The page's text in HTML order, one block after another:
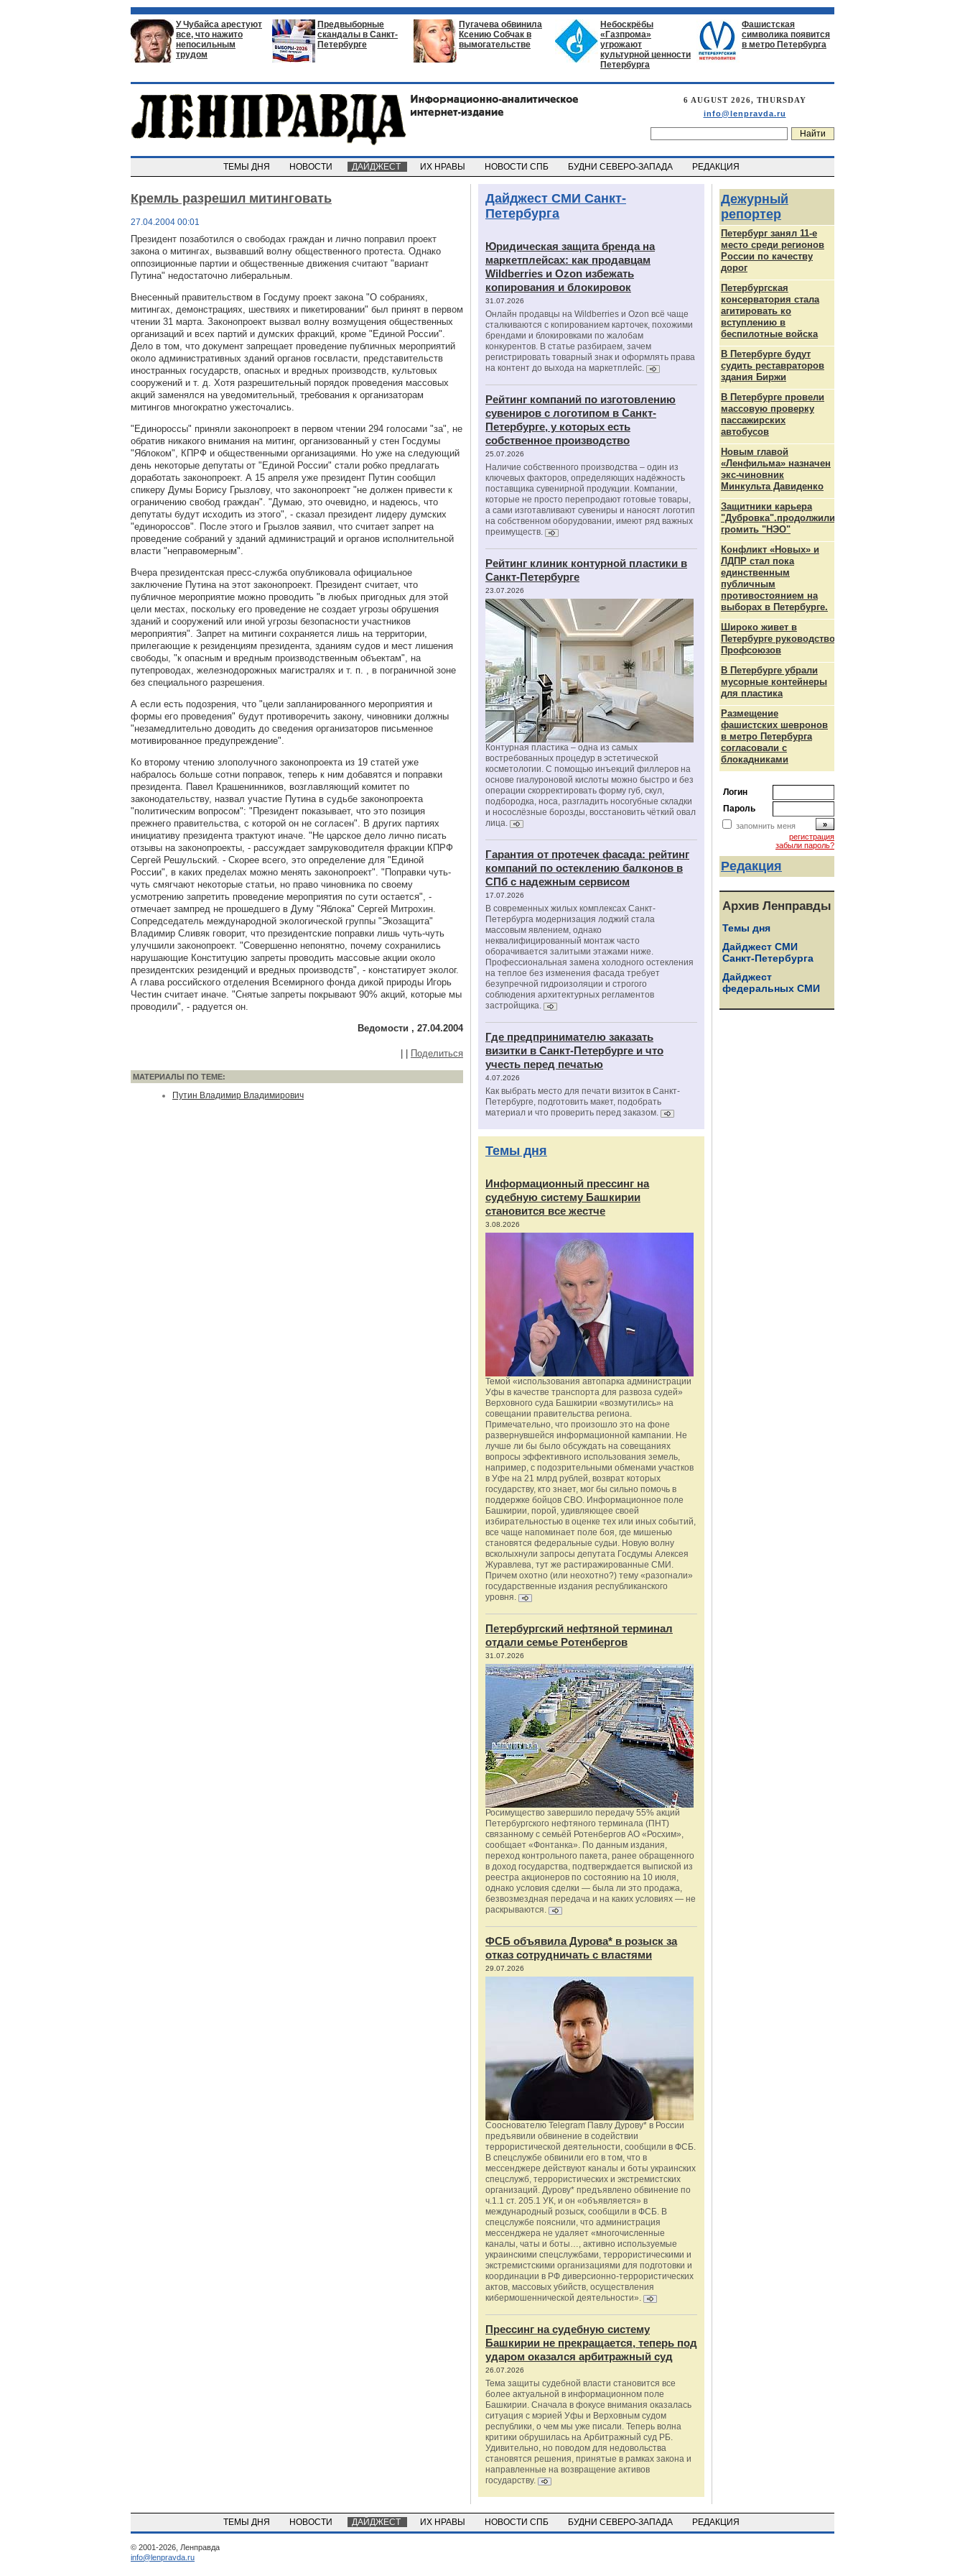
У Чубайса арестуют
все, что нажито
непосильным
трудом
Предвыборные
скандалы в Санкт-
Петербурге
Пугачева обвинила
Ксению Собчак в
вымогательстве
Небоскрёбы
«Газпрома»
угрожают
культурной ценности
Петербурга
Фашистская
символика появится
в метро Петербурга
6 AUGUST 2026, THURSDAY
info@lenpravda.ru
ТЕМЫ ДНЯ НОВОСТИ ДАЙДЖЕСТ ИХ НРАВЫ НОВОСТИ СПБ БУДНИ СЕВЕРО-ЗАПАДА РЕДАКЦИЯ
Кремль разрешил митинговать
27.04.2004 00:01
Президент позаботился о свободах граждан и лично поправил проект
закона о митингах, вызвавший волну общественного протеста. Однако
оппозиционные партии и общественные движения считают "вариант
Путина" недостаточно либеральным.
Внесенный правительством в Госдуму проект закона "О собраниях,
митингах, демонстрациях, шествиях и пикетировании" был принят в первом
чтении 31 марта. Законопроект вызвал волну возмущения общественных
организаций и всех партий и думских фракций, кроме "Единой России".
Дело в том, что документ запрещает проведение публичных мероприятий
около административных зданий органов госвласти, представительств
иностранных государств, опасных и вредных производств, культовых
сооружений и т. д. Хотя разрешительный порядок проведения массовых
акций заменялся на уведомительный, требования к организаторам
митингов многократно ужесточались.
"Единороссы" приняли законопроект в первом чтении 294 голосами "за", не
обратив никакого внимания на митинг, организованный у стен Госдумы
"Яблоком", КПРФ и общественными организациями. Но уже на следующий
день некоторые депутаты от "Единой России" стали робко предлагать
доработать законопроект. А 15 апреля уже президент Путин сообщил
спикеру Думы Борису Грызлову, что законопроект "не должен привести к
ограничению свобод граждан". "Думаю, это очевидно, и надеюсь, что
депутаты будут исходить из этого", - сказал президент лидеру думских
"единороссов". После этого и Грызлов заявил, что считает запрет на
проведение собраний у зданий администраций и органов исполнительной
власти "неправомерным".
Вчера президентская пресс-служба опубликовала официальное
заключение Путина на этот законопроект. Президент считает, что
публичное мероприятие можно проводить "в любых пригодных для этой
цели местах, поскольку его проведение не создает угрозы обрушения
зданий и сооружений или иной угрозы безопасности участников
мероприятия". Запрет на митинги сохраняется лишь на территории,
прилегающие к резиденциям президента, зданиям судов и мест лишения
свободы, "к опасным и вредным производственным объектам", на
путепроводах, железнодорожных магистралях и т. п. , в пограничной зоне
без специального разрешения.
А если есть подозрения, что "цели запланированного мероприятия и
формы его проведения" будут противоречить закону, чиновники должны
"незамедлительно доводить до сведения организаторов письменное
мотивированное предупреждение".
Ко второму чтению злополучного законопроекта из 19 статей уже
набралось больше сотни поправок, теперь к ним добавятся и поправки
президента. Павел Крашенинников, возглавляющий комитет по
законодательству, назвал участие Путина в судьбе законопроекта
"политическим вопросом": "Президент показывает, что это позиция
прежнего правительства, с которой он не согласен". В других партиях
инициативу президента трактуют иначе. "Не царское дело лично писать
отзывы на законопроекты, - рассуждает замруководителя фракции КПРФ
Сергей Решульский. - Скорее всего, это определение для "Единой
России", в каких пределах можно менять законопроект". "Поправки чуть-
чуть смягчают некоторые статьи, но право чиновника по своему
усмотрению запретить проведение мероприятия по сути остается", -
отмечает зампред не прошедшего в Думу "Яблока" Сергей Митрохин.
Сопредседатель международной экологической группы "Экозащита"
Владимир Сливяк говорит, что президентские поправки лишь чуть-чуть
улучшили законопроект. "Совершенно непонятно, почему сохранились
нарушающие Конституцию запреты проводить массовые акции около
президентских резиденций и вредных производств", - констатирует эколог.
А глава российского отделения Всемирного фонда дикой природы Игорь
Честин считает иначе. "Снятые запреты покрывают 90% акций, которые мы
проводили", - радуется он.
Ведомости , 27.04.2004
Поделиться
МАТЕРИАЛЫ ПО ТЕМЕ:
Путин Владимир Владимирович
Дайджест СМИ Санкт-
Петербурга
Юридическая защита бренда на
маркетплейсах: как продавцам
Wildberries и Ozon избежать
копирования и блокировок
31.07.2026
Онлайн продавцы на Wildberries и Ozon всё чаще
сталкиваются с копированием карточек, похожими
брендами и блокировками по жалобам
конкурентов. В статье разбираем, зачем
регистрировать товарный знак и оформлять права
на контент до выхода на маркетплейс.
Рейтинг компаний по изготовлению
сувениров с логотипом в Санкт-
Петербурге, у которых есть
собственное производство
25.07.2026
Наличие собственного производства – один из
ключевых факторов, определяющих надёжность
поставщика сувенирной продукции. Компании,
которые не просто перепродают готовые товары,
а сами изготавливают сувениры и наносят логотип
на собственном оборудовании, имеют ряд важных
преимуществ.
Рейтинг клиник контурной пластики в
Санкт-Петербурге
23.07.2026
Контурная пластика – одна из самых
востребованных процедур в эстетической
косметологии. С помощью инъекций филлеров на
основе гиалуроновой кислоты можно быстро и без
операции скорректировать форму губ, скул,
подбородка, носа, разгладить носогубные складки
и носослёзные борозды, восстановить чёткий овал
лица.
Гарантия от протечек фасада: рейтинг
компаний по остеклению балконов в
СПб с надежным сервисом
17.07.2026
В современных жилых комплексах Санкт-
Петербурга модернизация лоджий стала
массовым явлением, однако
неквалифицированный монтаж часто
оборачивается залитыми этажами ниже.
Профессиональная замена холодного остекления
на теплое без изменения фасада требует
безупречной гидроизоляции и строгого
соблюдения архитектурных регламентов
застройщика.
Где предпринимателю заказать
визитки в Санкт-Петербурге и что
учесть перед печатью
4.07.2026
Как выбрать место для печати визиток в Санкт-
Петербурге, подготовить макет, подобрать
материал и что проверить перед заказом.
Темы дня
Информационный прессинг на
судебную систему Башкирии
становится все жестче
3.08.2026
Темой «использования автопарка администрации
Уфы в качестве транспорта для развоза судей»
Верховного суда Башкирии «возмутились» на
совещании правительства региона.
Примечательно, что произошло это на фоне
развернувшейся информационной кампании. Не
лучше ли бы было обсуждать на совещаниях
вопросы эффективного использования земель,
например, с подозрительными обменами участков
в Уфе на 21 млрд рублей, возврат которых
государству, кто знает, мог бы сильно помочь в
поддержке бойцов СВО. Информационное поле
Башкирии, порой, удивляющее своей
избирательностью в оценке тех или иных событий,
все чаще напоминает поле боя, где мишенью
становятся федеральные судьи. Новую волну
всколыхнули запросы депутата Госдумы Алексея
Журавлева, тут же растиражированные СМИ.
Причем охотно (или неохотно?) тему «разогнали»
государственные издания республиканского
уровня.
Петербургский нефтяной терминал
отдали семье Ротенбергов
31.07.2026
Росимущество завершило передачу 55% акций
Петербургского нефтяного терминала (ПНТ)
связанному с семьёй Ротенбергов АО «Росхим»,
сообщает «Фонтанка». По данным издания,
переход контрольного пакета, ранее обращенного
в доход государства, подтверждается выпиской из
реестра акционеров по состоянию на 10 июля,
однако условия сделки — была ли это продажа,
безвозмездная передача и на каких условиях — не
раскрываются.
ФСБ объявила Дурова* в розыск за
отказ сотрудничать с властями
29.07.2026
Сооснователю Telegram Павлу Дурову* в России
предъявили обвинение в содействии
террористической деятельности, сообщили в ФСБ.
В спецслужбе обвинили его в том, что в
мессенджере действуют каналы и боты украинских
спецслужб, террористических и экстремистских
организаций. Дурову* предъявлено обвинение по
ч.1.1 ст. 205.1 УК, и он «объявляется» в
международный розыск, сообщили в ФСБ. В
спецслужбе пояснили, что администрация
мессенджера не удаляет «многочисленные
каналы, чаты и боты…, активно используемые
украинскими спецслужбами, террористическими и
экстремистскими организациями для подготовки и
координации в РФ диверсионно-террористических
актов, массовых убийств, осуществления
кибермошеннической деятельности».
Прессинг на судебную систему
Башкирии не прекращается, теперь под
ударом оказался арбитражный суд
26.07.2026
Тема защиты судебной власти становится все
более актуальной в информационном поле
Башкирии. Сначала в фокусе внимания оказалась
ситуация с мэрией Уфы и Верховным судом
республики, о чем мы уже писали. Теперь волна
критики обрушилась на Арбитражный суд РБ.
Удивительно, но поводом для недовольства
становятся решения, принятые в рамках закона и
направленные на возвращение активов
государству.
Дежурный
репортер
Петербург занял 11-е
место среди регионов
России по качеству
дорог
Петербургская
консерватория стала
агитировать ко
вступлению в
беспилотные войска
В Петербурге будут
судить реставраторов
здания Биржи
В Петербурге провели
массовую проверку
пассажирских
автобусов
Новым главой
«Ленфильма» назначен
экс-чиновник
Минкульта Давиденко
Защитники карьера
"Дубровка".продолжили
громить "НЭО"
Конфликт «Новых» и
ЛДПР стал пока
единственным
публичным
противостоянием на
выборах в Петербурге.
Широко живет в
Петербурге руководство
Профсоюзов
В Петербурге убрали
мусорные контейнеры
для пластика
Размещение
фашистских шевронов
в метро Петербурга
согласовали с
блокадниками
Логин
Пароль
запомнить меня
регистрация
забыли пароль?
Редакция
Архив Ленправды
Темы дня
Дайджест СМИ
Санкт-Петербурга
Дайджест
федеральных СМИ
ТЕМЫ ДНЯ НОВОСТИ ДАЙДЖЕСТ ИХ НРАВЫ НОВОСТИ СПБ БУДНИ СЕВЕРО-ЗАПАДА РЕДАКЦИЯ
© 2001-2026, Ленправда
info@lenpravda.ru